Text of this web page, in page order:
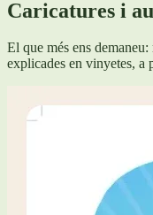
Caricatures i
El que més ens
explicades en vinyetes, a